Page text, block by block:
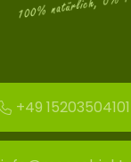
+49 15203504101